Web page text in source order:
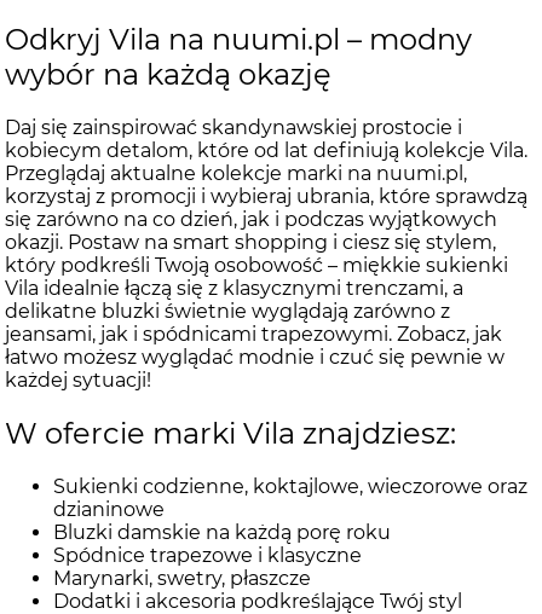
Odkryj Vila na nuumi.pl – modny
wybór na każdą okazję
Daj się zainspirować skandynawskiej prostocie i
kobiecym detalom, które od lat definiują kolekcje Vila.
Przeglądaj aktualne kolekcje marki na nuumi.pl,
korzystaj z promocji i wybieraj ubrania, które sprawdzą
się zarówno na co dzień, jak i podczas wyjątkowych
okazji. Postaw na smart shopping i ciesz się stylem,
który podkreśli Twoją osobowość – miękkie sukienki
Vila idealnie łączą się z klasycznymi trenczami, a
delikatne bluzki świetnie wyglądają zarówno z
jeansami, jak i spódnicami trapezowymi. Zobacz, jak
łatwo możesz wyglądać modnie i czuć się pewnie w
każdej sytuacji!
W ofercie marki Vila znajdziesz:
Sukienki codzienne, koktajlowe, wieczorowe oraz
dzianinowe
Bluzki damskie na każdą porę roku
Spódnice trapezowe i klasyczne
Marynarki, swetry, płaszcze
Dodatki i akcesoria podkreślające Twój styl